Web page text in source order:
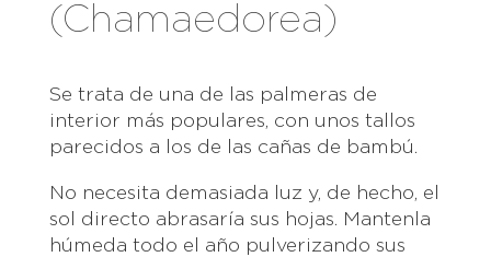
(Chamaedorea)
Se trata de una de las palmeras de
interior más populares, con unos tallos
parecidos a los de las cañas de bambú.
No necesita demasiada luz y, de hecho, el
sol directo abrasaría sus hojas. Mantenla
húmeda todo el año pulverizando sus